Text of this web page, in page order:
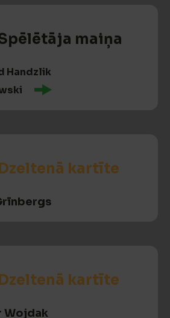
maiņa
Handzlik
kartīte
kartīte
Wojdak